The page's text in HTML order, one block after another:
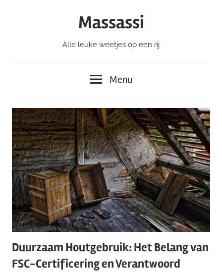
Massassi
Alle leuke weetjes op een rij
Menu
Duurzaam Houtgebruik: Het Belang van
FSC-Certificering en Verantwoord